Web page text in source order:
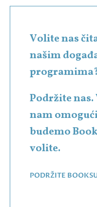
Volite nas
našim
Podržite nas.
nam
budemo
volite.
PODRŽITE